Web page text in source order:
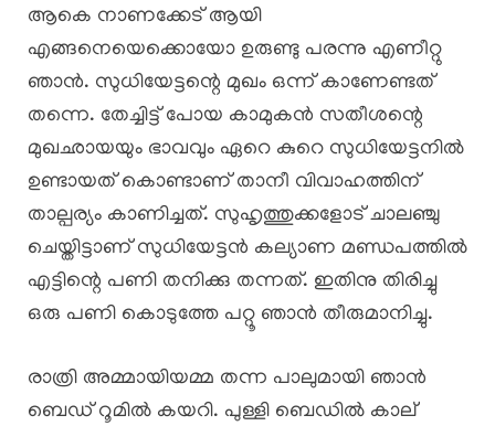
ആകെ നാണക്കേട് ആയി
എങ്ങനെയെക്കൊയോ ഉരുണ്ടു പരന്നു എണീറ്റു
ഞാൻ. സുധിയേട്ടന്റെ മുഖം ഒന്ന് കാണേണ്ടത്
തന്നെ. തേച്ചിട്ട് പോയ കാമുകൻ സതീശന്റെ
മുഖഛായയും ഭാവവും ഏറെ കുറെ സുധിയേട്ടനിൽ
ഉണ്ടായത് കൊണ്ടാണ് താനീ വിവാഹത്തിന്
താല്പര്യം കാണിച്ചത്. സുഹൃത്തുക്കളോട് ചാലഞ്ചു
ചെയ്തിട്ടാണ് സുധിയേട്ടൻ കല്യാണ മണ്ഡപത്തിൽ
എട്ടിന്റെ പണി തനിക്കു തന്നത്. ഇതിനു തിരിച്ചു
ഒരു പണി കൊടുത്തേ പറ്റൂ ഞാൻ തീരുമാനിച്ചു.
രാത്രി അമ്മായിയമ്മ തന്ന പാലുമായി ഞാൻ
ബെഡ് റൂമിൽ കയറി. പുള്ളി ബെഡിൽ കാല്